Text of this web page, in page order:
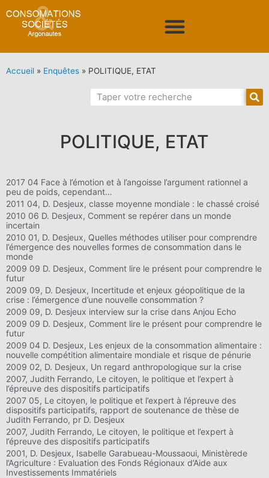
Accueil » Enquêtes » POLITIQUE, ETAT
POLITIQUE, ETAT
2017 04 Face à l’émotion et à l’angoisse l’argument rationnel a
peu de poids, cependant…
2011 04, D. Desjeux, classe moyenne mondiale : le chassé croisé
2010 06 D. Desjeux, Comment se repérer dans un monde
incertain
2010 01, D. Desjeux, Quelles méthodes utiliser pour comprendre
l’émergence des nouvelles formes de consommation dans le
monde
2009 09 D. Desjeux, Comment lire le présent pour comprendre le
futur
2009 09, D. Desjeux, Incertitude et enjeux géopolitique de la
crise : l’émergence d’une nouvelle consommation ?
2009 09, D. Desjeux interview sur la crise dans Anjou Echo
2009 09 D. Desjeux, Comment lire le présent pour comprendre le
futur
2009 04 D. Desjeux, Les enjeux de la consommation alimentaire :
nouvelle compétition alimentaire mondiale et risque de pénurie
2009 02, D. Desjeux, Un regard anthropologique sur la crise
2007, Judith Ferrando, Le citoyen, le politique et l’expert à
l’épreuve des dispositifs participatifs
2007 05, Le citoyen, le politique et l’expert à l’épreuve des
dispositifs participatifs, rapport de soutenance de thèse de
Judith Ferrando, pr D. Desjeux
2007, Judith Ferrando, Le citoyen, le politique et l’expert à
l’épreuve des dispositifs participatifs
2001, D. Desjeux, Isabelle Garabueau-Moussaoui, Ministèrede
l’Agriculture : Evaluation des Fonds Régionaux d’Aide aux
Investissements Immatériels